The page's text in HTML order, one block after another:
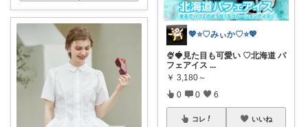
💖⭐️♡みぃか♡⭐️💖
🍨🍓見た目も可愛い ♡北海道 パ
フェアイス ...
￥ 3,180～
0 0 6
コレ いいね